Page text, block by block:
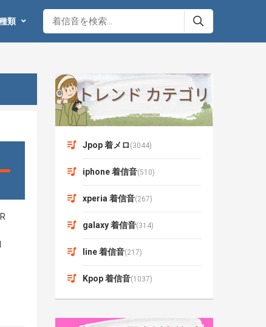
類
Jpop 着メロ (3044)
iphone 着信音(510)
xperia 着信音(267)
galaxy 着信音(314)
line 着信音(217)
Kpop 着信音(1037)